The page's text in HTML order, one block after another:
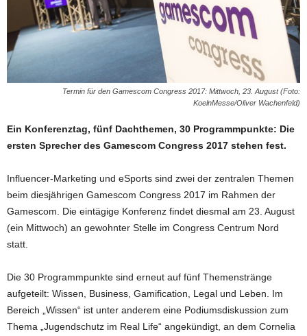
Termin für den Gamescom Congress 2017: Mittwoch, 23. August (Foto:
KoelnMesse/Oliver Wachenfeld)
Ein Konferenztag, fünf Dachthemen, 30 Programmpunkte: Die
ersten Sprecher des Gamescom Congress 2017 stehen fest.
Influencer-Marketing und eSports sind zwei der zentralen Themen
beim diesjährigen Gamescom Congress 2017 im Rahmen der
Gamescom. Die eintägige Konferenz findet diesmal am 23. August
(ein Mittwoch) an gewohnter Stelle im Congress Centrum Nord
statt.
Die 30 Programmpunkte sind erneut auf fünf Themenstränge
aufgeteilt: Wissen, Business, Gamification, Legal und Leben. Im
Bereich „Wissen“ ist unter anderem eine Podiumsdiskussion zum
Thema „Jugendschutz im Real Life“ angekündigt, an dem Cornelia